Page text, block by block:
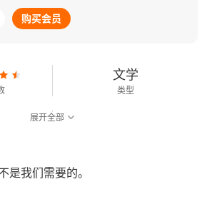
购买会员
文学
类型
展开全部
是我们需要的。